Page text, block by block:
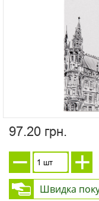
97.20 грн.
Швидка